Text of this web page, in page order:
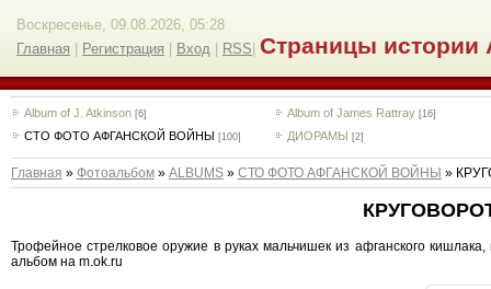
Воскресенье, 09.08.2026, 05:28
Главная
Регистрация Вход RSS Страницы истории
Album of J. Atkinson [6] Album of James Rattray [16]
СТО ФОТО АФГАНСКОЙ ВОЙНЫ [100] ДИОРАМЫ [2]
Главная » Фотоальбом» ALBUMS» СТО ФОТО АФГАНСКОЙ ВОЙНЫ »
Трофейное стрелковое оружие в руках мальчишек из афганского
альбом на m.ok.ru